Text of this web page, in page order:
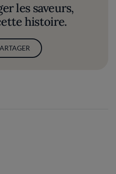
les saveurs,
histoire.